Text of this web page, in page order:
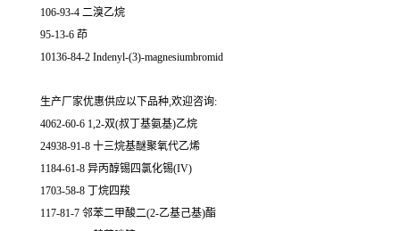
106-93-4 二溴乙烷
95-13-6 茚
10136-84-2 Indenyl-(3)-magnesiumbromid
生产厂家优惠供应以下品种,欢迎咨询:
4062-60-6 1,2-双(叔丁基氨基)乙烷
24938-91-8 十三烷基醚聚氧代乙烯
1184-61-8 异丙醇锡四氯化锡(IV)
1703-58-8 丁烷四羧
117-81-7 邻苯二甲酸二(2-乙基己基)酯